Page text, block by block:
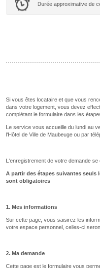
Durée approximative de